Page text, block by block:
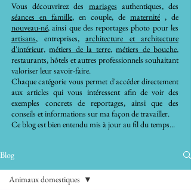
Vous découvrirez des mariages authentiques, des
séances en famille, en couple, de maternité , de
nouveau-né, ainsi que des reportages photo pour les
artisans, entreprises, architecture et architecture
d'intérieur, métiers de la terre,métiers de bouche,
restaurants, hôtels et autres professionnels souhaitant
valoriser leur savoir-faire.
Chaque catégorie vous permet d'accéder directement
aux articles qui vous intéressent afin de voir des
exemples concrets de reportages, ainsi que des
conseils et informations sur ma façon de travailler.
Ce blog est bien entendu mis à jour au fil du temps...
Blog
Animaux domestiques